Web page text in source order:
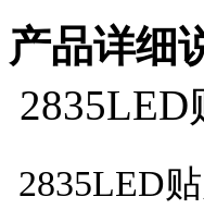
产品详细
2835LED